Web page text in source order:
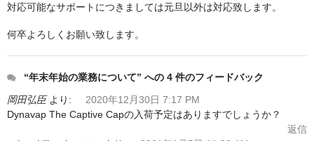
シーシャの始め方
BFG Dani（バッテリー不要ヴェポ）
BFGセット（一式）
BFGステム（本体のみ）
対応可能なサポートにつきましては元旦以外は対応致します。
何卒よろしくお願い致します。
“年末年始の業務について” への 4 件のフィードバック
岡田弘臣 より:
2020年12月30日 7:17 PM
Dynavap The Captive Capの入荷予定はありますでしょうか？
返信